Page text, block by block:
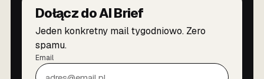
Dołącz do AI Brief
Jeden konkretny mail tygodniowo. Zero
spamu.
Email